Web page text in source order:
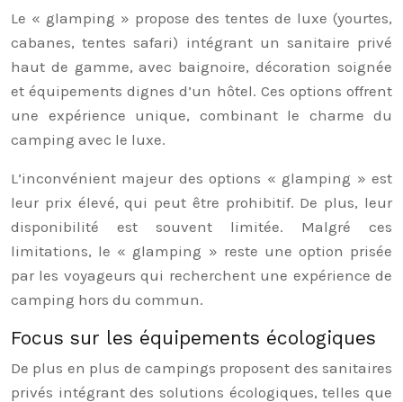
Le « glamping » propose des tentes de luxe (yourtes,
cabanes, tentes safari) intégrant un sanitaire privé
haut de gamme, avec baignoire, décoration soignée
et équipements dignes d’un hôtel. Ces options offrent
une expérience unique, combinant le charme du
camping avec le luxe.
L’inconvénient majeur des options « glamping » est
leur prix élevé, qui peut être prohibitif. De plus, leur
disponibilité est souvent limitée. Malgré ces
limitations, le « glamping » reste une option prisée
par les voyageurs qui recherchent une expérience de
camping hors du commun.
Focus sur les équipements écologiques
De plus en plus de campings proposent des sanitaires
privés intégrant des solutions écologiques, telles que